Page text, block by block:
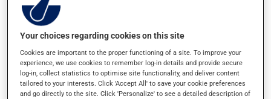
Effets indésirables
En plus de ses effets recherchés, ce produit peut à
l'occasion entraîner certains effets indésirables (effets
secondaires), notamment :
il peut laisser un arrière-goût amer;
il peut rendre la bouche sèche;
Your choices regarding cookies on this site
Cookies are important to the proper functioning of a site. To improve your
experience, we use cookies to remember log-in details and provide secure
log-in, collect statistics to optimise site functionality, and deliver content
tailored to your interests. Click 'Accept All' to save your cookie preferences
and go directly to the site. Click 'Personalize' to see a detailed description of